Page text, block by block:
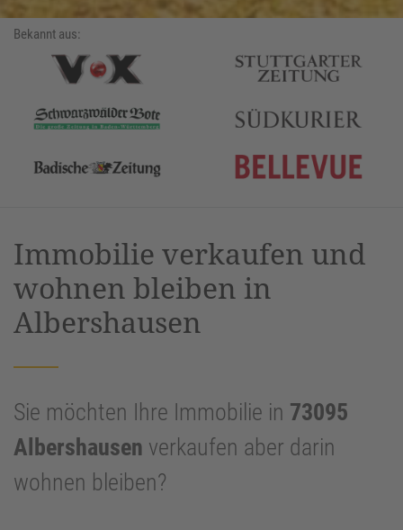
Bekannt aus:
Immobilie verkaufen und
wohnen bleiben in
Albershausen
Sie möchten Ihre Immobilie in 73095
Albershausen verkaufen aber darin
wohnen bleiben?